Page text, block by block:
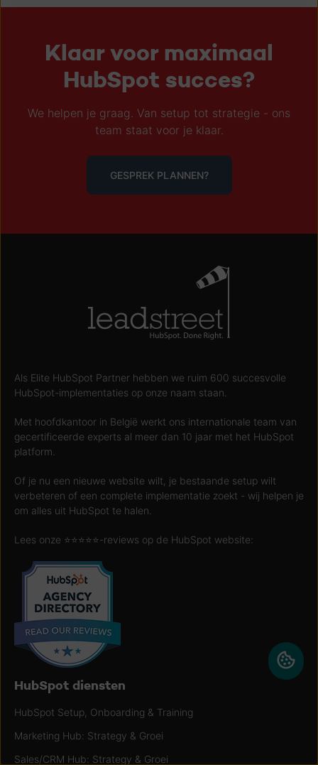
Klaar voor maximaal
HubSpot succes?
We helpen je graag. Van setup tot strategie - ons
team staat voor je klaar.
GESPREK PLANNEN?
Als Elite HubSpot Partner hebben we ruim 600 succesvolle
HubSpot-implementaties op onze naam staan.
Met hoofdkantoor in België werkt ons internationale team van
gecertificeerde experts al meer dan 10 jaar met het HubSpot
platform.
Of je nu een nieuwe website wilt, je bestaande setup wilt
verbeteren of een complete implementatie zoekt - wij helpen je
om alles uit HubSpot te halen.
Lees onze ⭐️⭐️⭐️⭐️⭐️-reviews op de HubSpot website:
HubSpot diensten
HubSpot Setup, Onboarding & Training
Marketing Hub: Strategy & Groei
Sales/CRM Hub: Strategy & Groei